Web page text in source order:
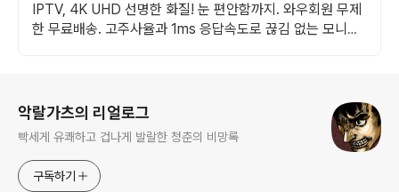
IPTV, 4K UHD 선명한 화질! 눈 편안함까지. 와우회원 무제
한 무료배송. 고주사율과 1ms 응답속도로 끊김 없는 모니터,
악랄가츠의 리얼로그
빡세게 유쾌하고 겁나게 발랄한 청춘의 비망록
구독하기